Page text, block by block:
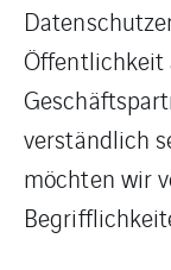
Öffentlichkeit
verständlich
möchten wir